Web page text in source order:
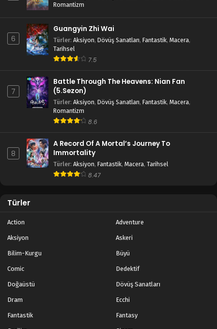
Romantizm
6
Guangyin Zhi Wai
Türler: Aksiyon, Dövüş Sanatları, Fantastik, Macera,
Tarihsel
7.5
7
Battle Through The Heavens: Nian Fan
(5.Sezon)
Türler: Aksiyon, Dövüş Sanatları, Fantastik, Macera,
Romantizm
8.6
8
A Record Of A Mortal’s Journey To
Immortality
Türler: Aksiyon, Fantastik, Macera, Tarihsel
8.47
Türler
Action Adventure
Aksiyon Askeri
Bilim-Kurgu Büyü
Comic Dedektif
Doğaüstü Dövüş Sanatları
Dram Ecchi
Fantastik Fantasy